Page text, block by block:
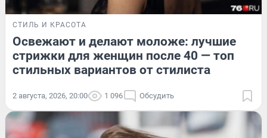
СТИЛЬ И КРАСОТА
Освежают и делают моложе: лучшие
стрижки для женщин после 40 — топ
стильных вариантов от стилиста
2 августа, 2026, 20:00 1 096 Обсудить